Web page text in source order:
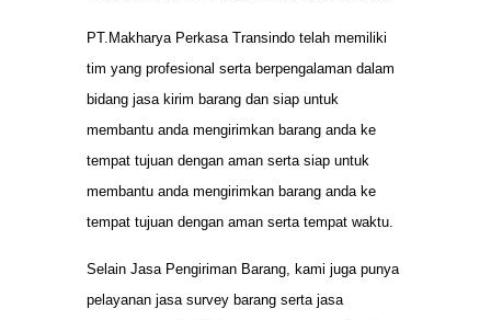
PT.Makharya Perkasa Transindo telah memiliki
tim yang profesional serta berpengalaman dalam
bidang jasa kirim barang dan siap untuk
membantu anda mengirimkan barang anda ke
tempat tujuan dengan aman serta siap untuk
membantu anda mengirimkan barang anda ke
tempat tujuan dengan aman serta tempat waktu.
Selain Jasa Pengiriman Barang, kami juga punya
pelayanan jasa survey barang serta jasa